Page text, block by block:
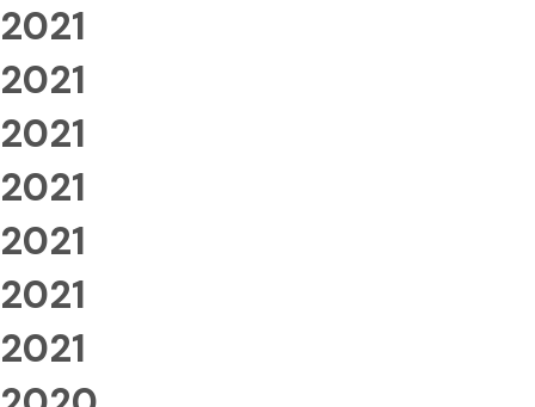
2021
2021
2021
2021
2021
2021
2021